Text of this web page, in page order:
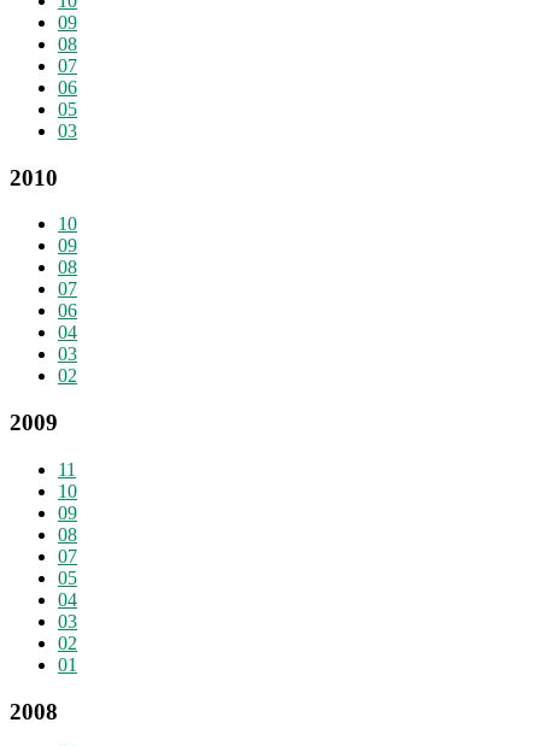
09
08
07
06
05
03
2010
10
09
08
07
06
04
03
02
2009
11
10
09
08
07
05
04
03
02
01
2008